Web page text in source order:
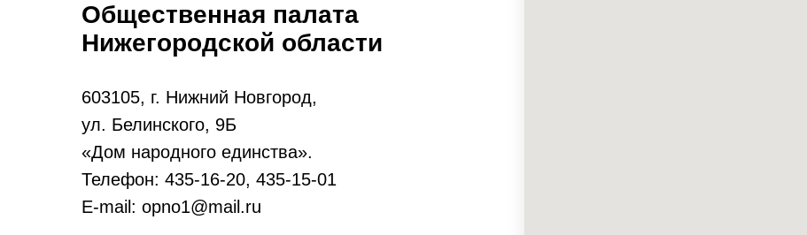
Общественная палата
Нижегородской области
603105, г. Нижний Новгород,
ул. Белинского, 9Б
«Дом народного единства».
Телефон: 435-16-20, 435-15-01
E-mail: opno1@mail.ru